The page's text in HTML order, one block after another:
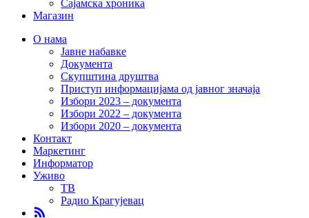
Сајамска хроника
Магазин
О нама
Јавне набавке
Документа
Скупштина друштва
Приступ информацијама од јавног значаја
Избори 2023 – документа
Избори 2022 – документа
Избори 2020 – документа
Контакт
Маркетинг
Информатор
Уживо
ТВ
Радио Крагујевац